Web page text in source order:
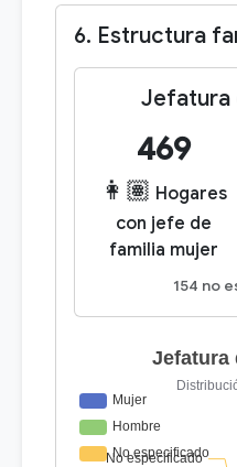
6. Estructura
Jefatura
469
👩🏽 Hogares
con jefe de
familia mujer
154 no